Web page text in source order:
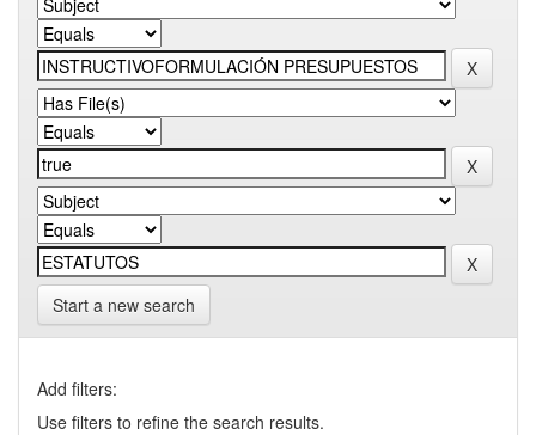
Start a new search
Add filters:
Use filters to refine the search results.